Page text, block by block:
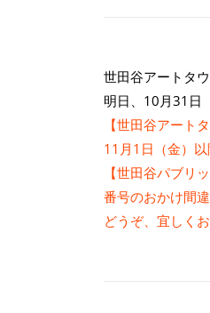
世田谷アートタ
明日、10月31日
【世田谷アート
11月1日（金）以
【世田谷パブリ
番号のおかけ間
どうぞ、宜しく